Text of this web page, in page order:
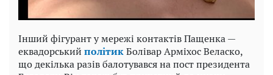
Інший фігурант у мережі контактів Пащенка —
еквадорський політикБолівар Арміхос Веласко,
що декілька разів балотувався на пост президента